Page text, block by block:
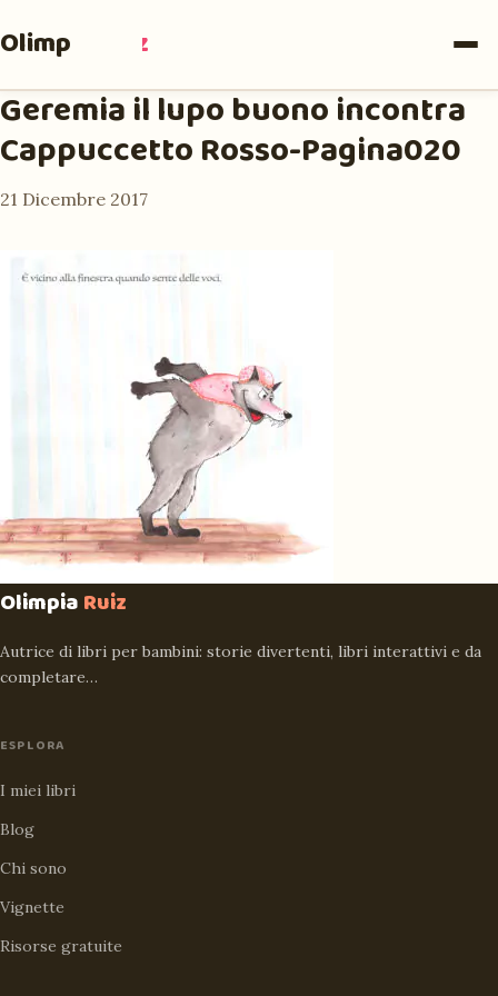
Olimpia Ruiz
Geremia il lupo buono incontra
Cappuccetto Rosso-Pagina020
21 Dicembre 2017
OlimpiaRuiz
Autrice di libri per bambini: storie divertenti, libri interattivi e da
completare…
ESPLORA
I miei libri
Blog
Chi sono
Vignette
Risorse gratuite